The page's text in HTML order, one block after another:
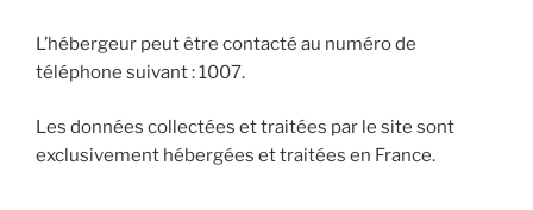
L’hébergeur peut être contacté au numéro de
téléphone suivant : 1007.
Les données collectées et traitées par le site sont
exclusivement hébergées et traitées en France.